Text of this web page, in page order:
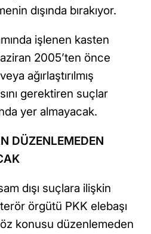
dışında bırakıyor.
işlenen kasten
2005’ten önce
ağırlaştırılmış
gerektiren suçlar
yer almayacak.
DÜZENLEMEDEN
dışı suçlara ilişkin
örgütü PKK elebaşı
konusu düzenlemeden